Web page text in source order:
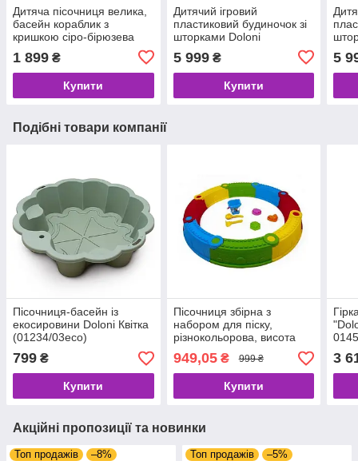
Дитяча пісочниця велика,
басейн кораблик з
кришкою сіро-бірюзева
1 899 ₴
Купити
Дитячий ігровий
пластиковий будиночок зі
шторками Doloni
5 999₴
Купити
5
Подібні товари компанії
Пісочниця-басейн із
екосировини Doloni Квітка
(01234/03eco)
799 ₴
Купити
Пісочниця збірна з
набором для піску,
різнокольорова, висота
борту 15 см, 01-118-1.
949,05₴ 999 ₴
Купити
3
Акційні пропозиції та новинки
Топ продажів –8% Топ продажів –5%